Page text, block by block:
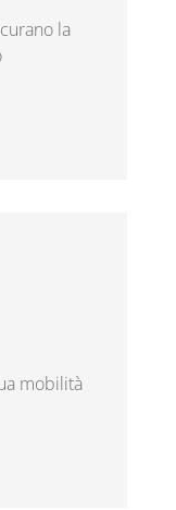
la
mobilità